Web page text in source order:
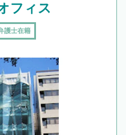
フィス
護士在籍